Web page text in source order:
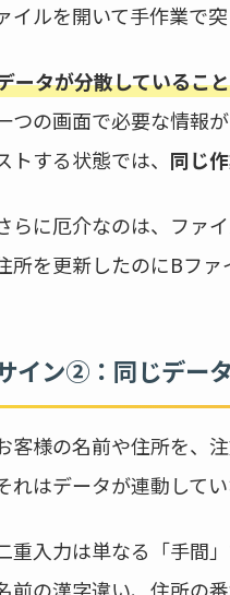
イルを開いて手作業で
ータが分散しているこ
つの画面で必要な情報
トする状態では、 同じ
らに厄介なのは、ファ
所を更新したのにBファ
イン②：同じデー
客様の名前や住所を、
れはデータが連動してい
重入力は単なる「手間